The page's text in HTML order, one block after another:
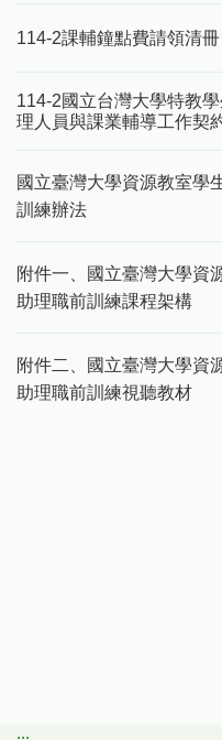
114-2課輔鐘點費請領清冊
114-2國立台灣大學特教
理人員與課業輔導工作契
國立臺灣大學資源教室學
訓練辦法
附件一、國立臺灣大學資
助理職前訓練課程架構
附件二、國立臺灣大學資
助理職前訓練視聽教材